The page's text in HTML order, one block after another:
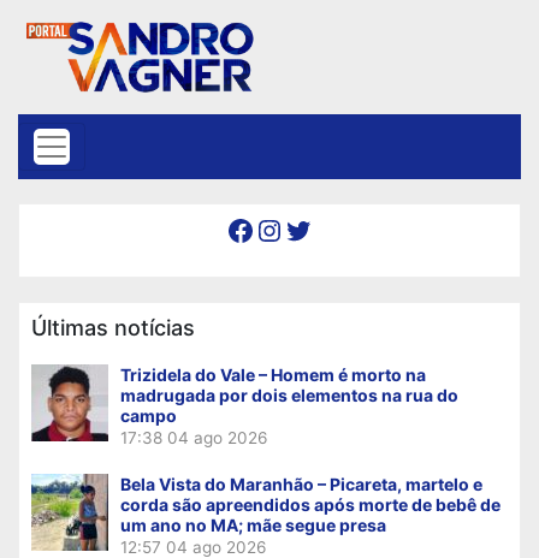
Facebook Instagram Twitter
Últimas notícias
Trizidela do Vale – Homem é morto na
madrugada por dois elementos na rua do
campo
17:38 04 ago 2026
Bela Vista do Maranhão – Picareta, martelo e
corda são apreendidos após morte de bebê de
um ano no MA; mãe segue presa
12:57 04 ago 2026